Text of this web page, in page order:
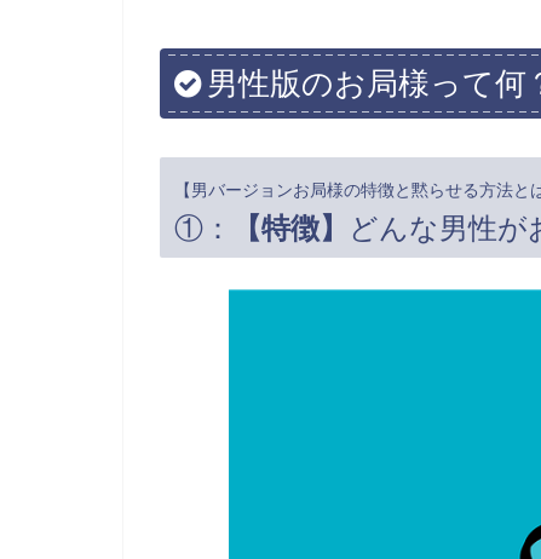
男性版のお局様って何
【男バージョンお局様の特徴と黙らせる方法と
①： 【特徴】 どんな男性が